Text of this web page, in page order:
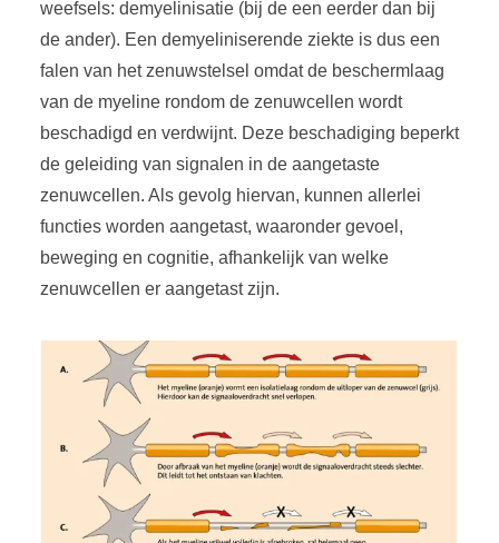
weefsels: demyelinisatie (bij de een eerder dan bij
de ander). Een demyeliniserende ziekte is dus een
falen van het zenuwstelsel omdat de beschermlaag
van de myeline rondom de zenuwcellen wordt
beschadigd en verdwijnt. Deze beschadiging beperkt
de geleiding van signalen in de aangetaste
zenuwcellen. Als gevolg hiervan, kunnen allerlei
functies worden aangetast, waaronder gevoel,
beweging en cognitie, afhankelijk van welke
zenuwcellen er aangetast zijn.